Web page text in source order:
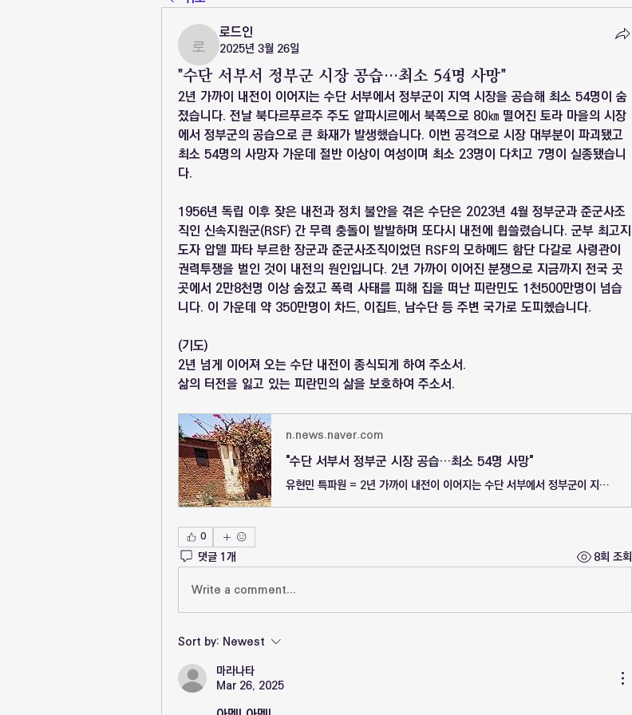
로드인
로드인
2025년 3월 26일
"수단 서부서 정부군 시장 공습…최소 54명 사망"
2년 가까이 내전이 이어지는 수단 서부에서 정부군이 지역 시장을 공습해 최소 54명이 숨
졌습니다. 전날 북다르푸르주 주도 알파시르에서 북쪽으로 80㎞ 떨어진 토라 마을의 시장
에서 정부군의 공습으로 큰 화재가 발생했습니다. 이번 공격으로 시장 대부분이 파괴됐고
최소 54명의 사망자 가운데 절반 이상이 여성이며 최소 23명이 다치고 7명이 실종됐습니
다.
1956년 독립 이후 잦은 내전과 정치 불안을 겪은 수단은 2023년 4월 정부군과 준군사조
직인 신속지원군(RSF) 간 무력 충돌이 발발하며 또다시 내전에 휩쓸렸습니다. 군부 최고지
도자 압델 파타 부르한 장군과 준군사조직이었던 RSF의 모하메드 함단 다갈로 사령관이
권력투쟁을 벌인 것이 내전의 원인입니다. 2년 가까이 이어진 분쟁으로 지금까지 전국 곳
곳에서 2만8천명 이상 숨졌고 폭력 사태를 피해 집을 떠난 피란민도 1천500만명이 넘습
니다. 이 가운데 약 350만명이 차드, 이집트, 남수단 등 주변 국가로 도피헸습니다.
(기도)
2년 넘게 이어져 오는 수단 내전이 종식되게 하여 주소서.
삶의 터전을 잃고 있는 피란민의 삶을 보호하여 주소서.
n.news.naver.com
"수단 서부서 정부군 시장 공습…최소 54명 사망"
유현민 특파원 = 2년 가까이 내전이 이어지는 수단 서부에서 정부군이 지역 시장을 공습해 최소 54명이 숨졌다고 AP통신이 25일(현지시간) 보도했다. 현지 구호단체 '일반조정'의 아담 레잘 대변인에 따르면 전날 북
0
댓글 1개
8회 조회
Write a comment...
Sort by: Newest
마라나타
Mar 26, 2025